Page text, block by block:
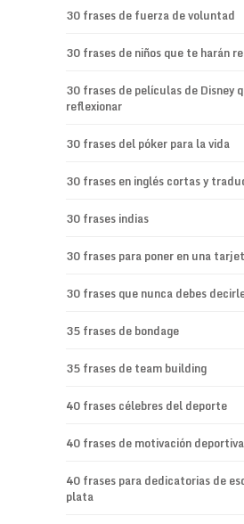
30 frases de fuerza de voluntad
30 frases de niños que te harán
30 frases de películas de Disney
reflexionar
30 frases del póker para la vida
30 frases en inglés cortas y
30 frases indias
30 frases para poner en una
30 frases que nunca debes
35 frases de bondage
35 frases de team building
40 frases célebres del deporte
40 frases de motivación deportiva
40 frases para dedicatorias de
plata